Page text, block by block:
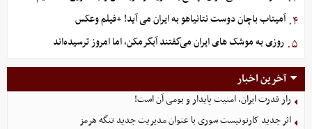
۴. آمیتاب باچان دوست نتانیاهو به ایران می آید! +فیلم وعکس
۵. روزی به موشک‌ های ایران می‌گفتند آبگرمکن، اما امروز ترسیده‌اند
آخرین اخبار
راز قدرت ایران، امنیت پایدار و بومی آن است!
اثر جدید کارتونیست سوری با عنوان مدیریت جدید تنگه هرمز